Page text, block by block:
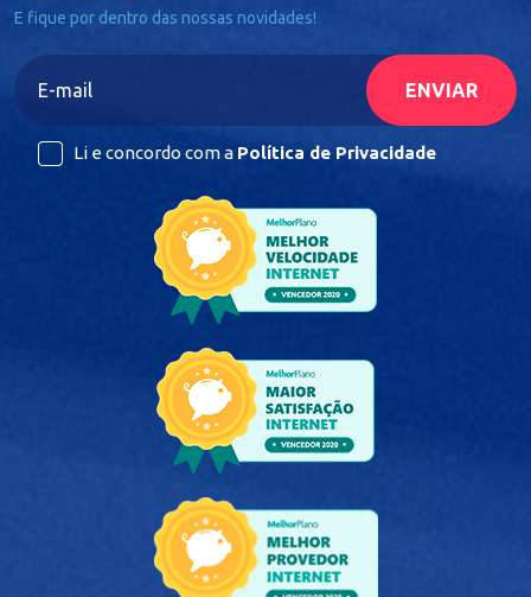
E fique por dentro das nossas novidades!
Li e concordo com a Política de Privacidade